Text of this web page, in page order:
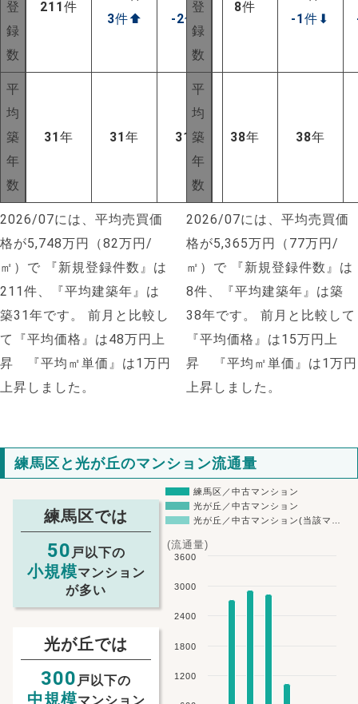
NEW!
NEW!
登
録
数
211件
3件⬆
-2件
平
均
築
年
数
31年 31年 31 年
2026/07には、平均売買価
格が5,748万円（82万円/
㎡）で 『新規登録件数』は
211件、『平均建築年』は
築31年です。
前月と比較し
て『平均価格』は48万円上
昇 『平均㎡単価』は1万円
上昇しました。
登
録
数
8件
-1件 ⬇
平
均
築
年
数
38年 38年
2026/07には、平均売買価
格が5,365万円（77万円/
㎡）で 『新規登録件数』は
8件、『平均建築年』は築
38年です。
前月と比較して
『平均価格』は15万円上
昇 『平均㎡単価』は1万円
上昇しました。
練馬区と光が丘のマンション流通量
練馬区では
50 戸以下の
小規模マンション
が多い
光が丘では
300 戸以下の
中規模マンション
(流通量)
練馬区／中古マンション
光が丘／中古マンション
光が丘／中古マンション(当該マ…
1200
1800
2400
3000
3600